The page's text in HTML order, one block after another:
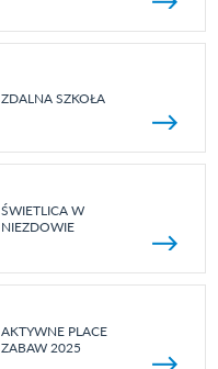
ZDALNA SZKOŁA
ŚWIETLICA W
NIEZDOWIE
AKTYWNE PLACE
ZABAW 2025